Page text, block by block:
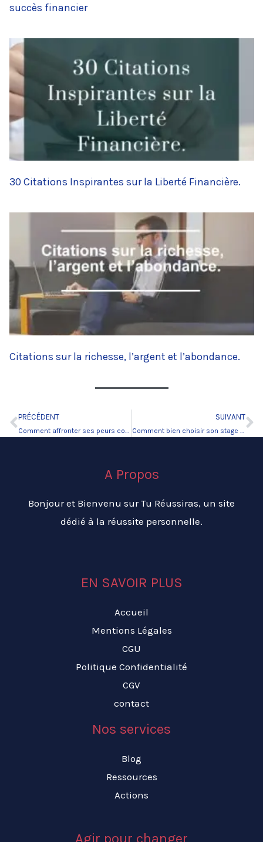
succès financier
30 Citations Inspirantes sur la Liberté Financière.
Citations sur la richesse, l’argent et l’abondance.
Précédent
PRÉCÉDENT SUIVANT
A Propos
Bonjour et Bienvenu sur Tu Réussiras, un site
dédié à la réussite personnelle.
EN SAVOIR PLUS
Accueil
Mentions Légales
CGU
Politique Confidentialité
CGV
contact
Nos services
Blog
Ressources
Actions
Agir pour changer